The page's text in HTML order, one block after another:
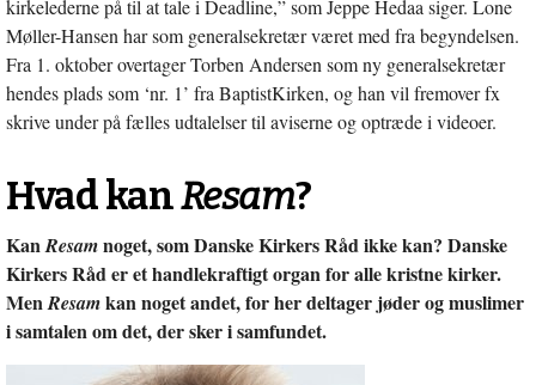
kirkelederne på til at tale i Deadline,” som Jeppe Hedaa siger. Lone
Møller-Hansen har som generalsekretær været med fra begyndelsen.
Fra 1. oktober overtager Torben Andersen som ny generalsekretær
hendes plads som ‘nr. 1’ fra BaptistKirken, og han vil fremover fx
skrive under på fælles udtalelser til aviserne og optræde i videoer.
Hvad kanResam?
KanResamnoget, som Danske Kirkers Råd ikke kan? Danske
Kirkers Råd er et handlekraftigt organ for alle kristne kirker.
MenResamkan noget andet, for her deltager jøder og muslimer
i samtalen om det, der sker i samfundet.